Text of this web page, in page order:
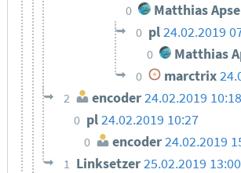
0 Matthias
0 pl24.02.2019
0 Matthias
0 marctrix
2 encoder24.02.2019 10:18
0 pl24.02.2019 10:27
0 encoder24.02.2019
1 Linksetzer25.02.2019 13:00